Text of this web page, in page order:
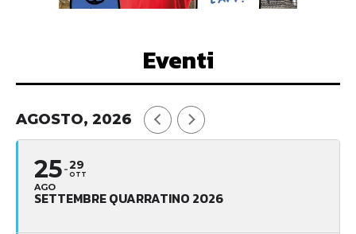
Eventi
AGOSTO, 2026
25
AGO
29
OTT
SETTEMBRE QUARRATINO 2026